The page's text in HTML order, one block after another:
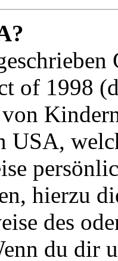
of 1998
USA,
hierzu
des
du dir